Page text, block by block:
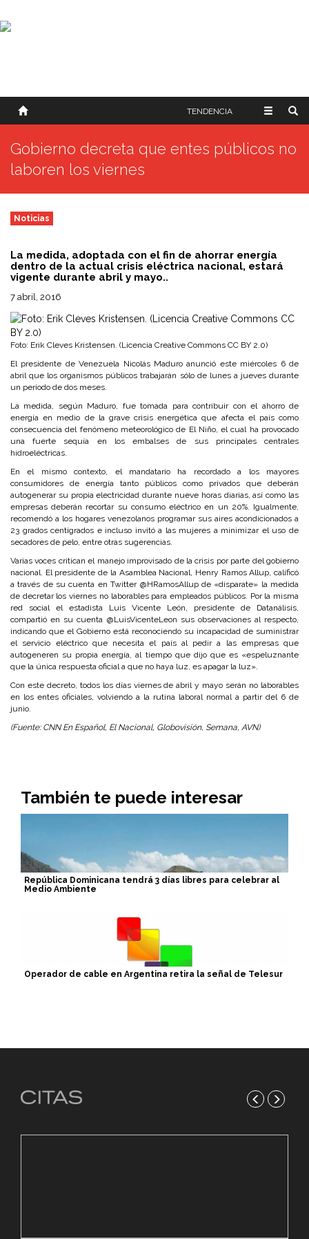
SOBRE NOSOTROS
TENDENCIA
Gobierno decreta que entes públicos no
laboren los viernes
Noticias
La medida, adoptada con el fin de ahorrar energía
dentro de la actual crisis eléctrica nacional, estará
vigente durante abril y mayo..
7 abril, 2016
Foto: Erik Cleves Kristensen. (Licencia Creative Commons CC BY 2.0)
El presidente de Venezuela Nicolás Maduro anunció este miércoles 6 de
abril que los organismos públicos trabajarán sólo de lunes a jueves durante
un período de dos meses.
La medida, según Maduro, fue tomada para contribuir con el ahorro de
energía en medio de la grave crisis energética que afecta el país como
consecuencia del fenómeno meteorológico de El Niño, el cual ha provocado
una fuerte sequía en los embalses de sus principales centrales
hidroeléctricas.
En el mismo contexto, el mandatario ha recordado a los mayores
consumidores de energía tanto públicos como privados que deberán
autogenerar su propia electricidad durante nueve horas diarias, así como las
empresas deberán recortar su consumo eléctrico en un 20%. Igualmente,
recomendó a los hogares venezolanos programar sus aires acondicionados a
23 grados centígrados e incluso invitó a las mujeres a minimizar el uso de
secadores de pelo, entre otras sugerencias.
Varias voces critican el manejo improvisado de la crisis por parte del gobierno
nacional. El presidente de la Asamblea Nacional, Henry Ramos Allup, calificó
a través de su cuenta en Twitter @HRamosAllup de «disparate» la medida
de decretar los viernes no laborables para empleados públicos. Por la misma
red social el estadista Luis Vicente León, presidente de Datanálisis,
compartió en su cuenta @LuisVicenteLeon sus observaciones al respecto,
indicando que el Gobierno está reconociendo su incapacidad de suministrar
el servicio eléctrico que necesita el país al pedir a las empresas que
autogeneren su propia energía, al tiempo que dijo que es «espeluznante
que la única respuesta oficial a que no haya luz, es apagar la luz».
Con este decreto, todos los días viernes de abril y mayo serán no laborables
en los entes oficiales, volviendo a la rutina laboral normal a partir del 6 de
junio.
(Fuente: CNN En Español, El Nacional, Globovisión, Semana, AVN)
También te puede interesar
República Dominicana tendrá 3 días libres para celebrar al
Medio Ambiente
Operador de cable en Argentina retira la señal de Telesur